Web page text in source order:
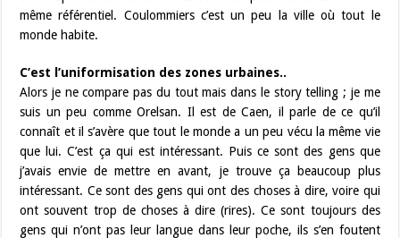
même référentiel. Coulommiers c’est un peu la ville où tout le
monde habite.
C’est l’uniformisation des zones urbaines..
Alors je ne compare pas du tout mais dans le story telling ; je me
suis un peu comme Orelsan. Il est de Caen, il parle de ce qu’il
connaît et il s’avère que tout le monde a un peu vécu la même vie
que lui. C’est ça qui est intéressant. Puis ce sont des gens que
j’avais envie de mettre en avant, je trouve ça beaucoup plus
intéressant. Ce sont des gens qui ont des choses à dire, voire qui
ont souvent trop de choses à dire (rires). Ce sont toujours des
gens qui n’ont pas leur langue dans leur poche, ils s’en foutent